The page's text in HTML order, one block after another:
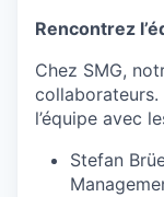
Rencontrez
Chez SMG,
collaborateurs.
l’équipe avec
Stefan